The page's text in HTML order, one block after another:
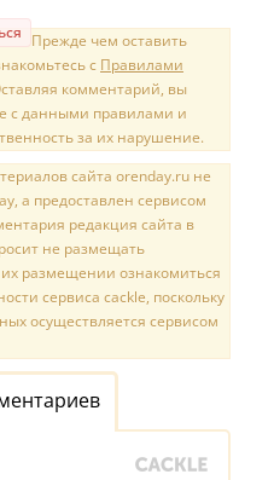
Прежде чем оставить
с Правилами
комментарий, вы
с данными правилами и
за их нарушение.
сайта orenday.ru не
а предоставлен сервисом
редакция сайта в
не размещать
размещении ознакомиться
сервиса cackle, поскольку
осуществляется сервисом